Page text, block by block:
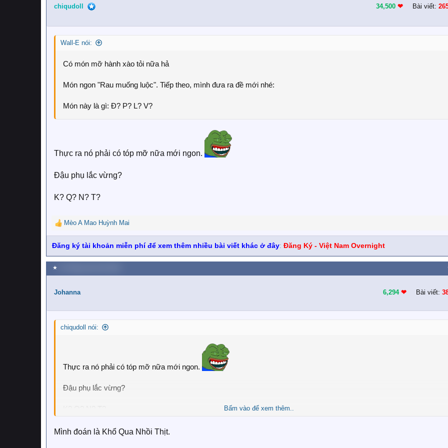
n
chiqudoll 34,500 ❤︎ Bài viết:
Wall-E nói:
Có món mỡ hành xào tỏi nữa hả
Món ngon "Rau muống luộc". Tiếp theo, mình đưa ra đề mới nhé:
Món này là gì: Đ? P? L? V?
Thực ra nó phải có tóp mỡ nữa mới ngon.
Đậu phụ lắc vừng?
K? Q? N? T?
R
e
a
t
i
n
Mèo A Mao Huỳnh Mai
Đăng ký tài khoản miễn phí để xem thêm nhiều bài viết khác ở đây: Đăng Ký - Việt Nam Overnight
★
Johanna 6,294 ❤︎ Bài viết:
chiqudoll nói:
Thực ra nó phải có tóp mỡ nữa mới ngon.
Đậu phụ lắc vừng?
Bấm vào để xem thêm..
Mình đoán là Khổ Qua Nhồi Thịt.